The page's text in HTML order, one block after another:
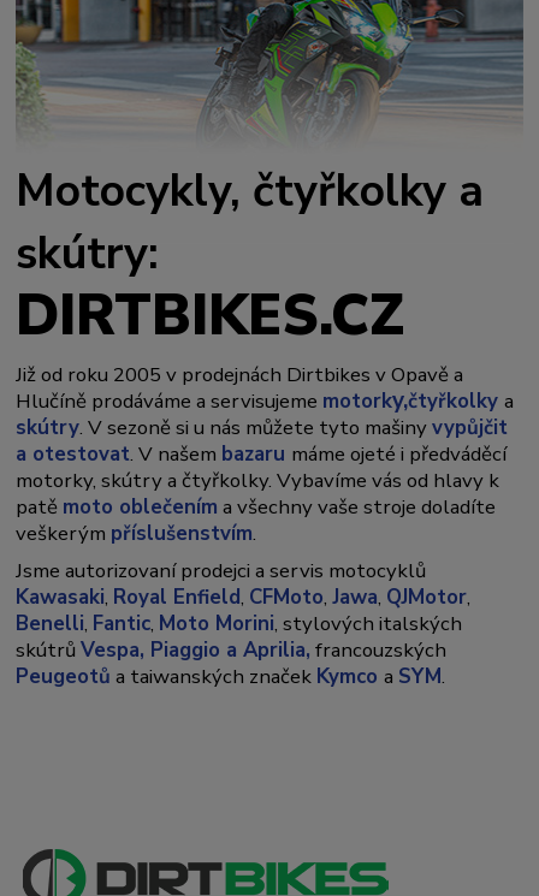
Motocykly, čtyřkolky a
skútry:
DIRTBIKES.CZ
Již od roku 2005 v prodejnách Dirtbikes v Opavě a
Hlučíně prodáváme a servisujeme motorky,čtyřkolkya
skútry. V sezoně si u nás můžete tyto mašinyvypůjčit
a otestovat. V našem bazaru máme ojeté i předváděcí
motorky, skútry a čtyřkolky. Vybavíme vás od hlavy k
patě moto oblečením a všechny vaše stroje doladíte
veškerým příslušenstvím.
Jsme autorizovaní prodejci a servis motocyklů
Kawasaki, Royal Enfield, CFMoto,Jawa, QJMotor,
Benelli, Fantic, Moto Morini, stylových italských
skútrůVespa, Piaggio a Aprilia, francouzských
Peugeotů a taiwanských značek Kymcoa SYM.